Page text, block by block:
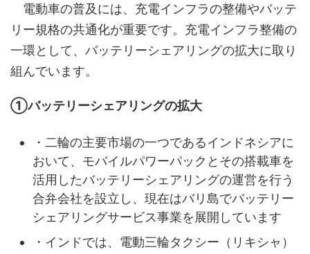
電動車の普及には、充電インフラの整備やバッテ
リー規格の共通化が重要です。充電インフラ整備の
一環として、バッテリーシェアリングの拡大に取り
組んでいます。
①バッテリーシェアリングの拡大
・二輪の主要市場の一つであるインドネシアに
おいて、モバイルパワーパックとその搭載車を
活用したバッテリーシェアリングの運営を行う
合弁会社を設立し、現在はバリ島でバッテリー
シェアリングサービス事業を展開しています
・インドでは、電動三輪タクシー（リキシャ）